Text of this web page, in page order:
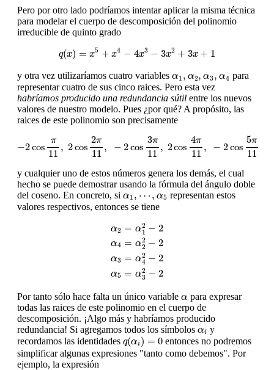
Pero por otro lado podríamos intentar aplicar la misma técnica
para modelar el cuerpo de descomposición del polinomio
irreducible de quinto grado
q(x) = x5 + x4 − 4x3 − 3x2 + 3x + 1
)= x +x 4x 3− x2 +3 x 1
y otra vez utilizaríamos cuatro variables α1 , α2, α3, α4
α1 α2,α 3,α
para
representar cuatro de sus cinco raices. Pero esta vez
habríamos producido una redundancia sútil entre los nuevos
valores de nuestro modelo. Pues ¿por qué? A propósito, las
raices de este polinomio son precisamente
−2cos
π
11
, 2cos
2π
11
, − 2cos
3π
11
, 2cos
4π
11
, − 2cos
5π
11
cosπ 2π11 11, 11,
y cualquier uno de estos números genera los demás, el cual
hecho se puede demostrar usando la fórmula del ángulo doble
del coseno. En concreto, si α1 , ⋯ , α5
α1 ⋯, α 5
representan estos
valores respectivos, entonces se tiene
α2 = α2
1 − 2
α4 = α2
2 − 2
α3 = α2
4 − 2
α5 = α2
3 − 2
−2 =
Por tanto sólo hace falta un único variable α
α para expresar
todas las raices de este polinomio en el cuerpo de
descomposición. ¡Algo más y habríamos producido
redundancia! Si agregamos todos los símbolos αi
αi y
recordamos las identidades q(αi) = 0
q(αi)= 0
entonces no podremos
simplificar algunas expresiones "tanto como debemos". Por
ejemplo, la expresión